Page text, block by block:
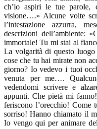
ch’io aspiri le tue parole,
visione….» Alcune volte
l’intestazione azzurra,
descrizioni dell’ambiente:
immortale! Tu mi stai al
La volgarità di questo
cose che tu hai mirate non
giorno? Io vedevo i tuoi
venuta per me….
vedendomi scrivere e
appunti. Che pietà mi
feriscono l’orecchio!
sorriso! Hanno chiamato il
Io vengo qui per animare